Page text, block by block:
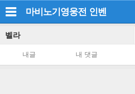
마비노기영웅전 인벤
벨라
내글 내 댓글